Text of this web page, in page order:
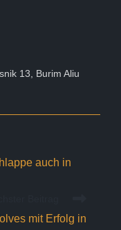
13, Burim Aliu
auch in
mit Erfolg in